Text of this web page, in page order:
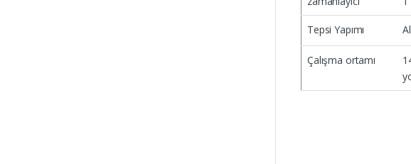
Tepsi Yapımı
Çalışma ortamı